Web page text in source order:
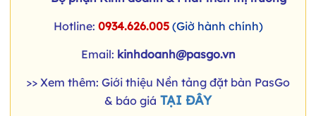
Hotline: 0934.626.005 (Giờ hành chính)
Email: kinhdoanh@pasgo.vn
>> Xem thêm: Giới thiệu Nền tảng đặt bàn PasGo
& báo giá TẠI ĐÂY